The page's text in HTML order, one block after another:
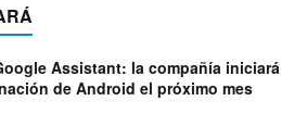
Assistant: la compañía iniciará
de Android el próximo mes